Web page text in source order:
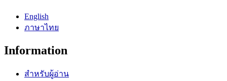
English
ภาษาไทย
Information
สำหรับผู้อ่าน